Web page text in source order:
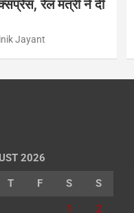
रेल मंत्री ने दी
Jayant
2026
T F S S
1 2